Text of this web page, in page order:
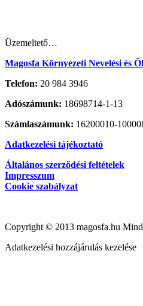
Üzemeltető…
Magosfa Környezeti Nevelési és
Telefon: 20 984 3946
Adószámunk: 18698714-1-13
Számlaszámunk: 16200010-
Adatkezelési tájékoztató
Általános szerződési feltételek
Impresszum
Cookie szabályzat
Copyright © 2013 magosfa.hu
Adatkezelési hozzájárulás kezelése